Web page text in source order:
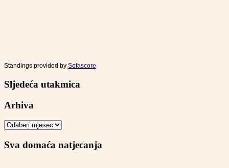
Standings provided by Sofascore
Sljedeća utakmica
Arhiva
Arhiva
Sva domaća natjecanja